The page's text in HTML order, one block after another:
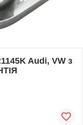
Audi, VW з